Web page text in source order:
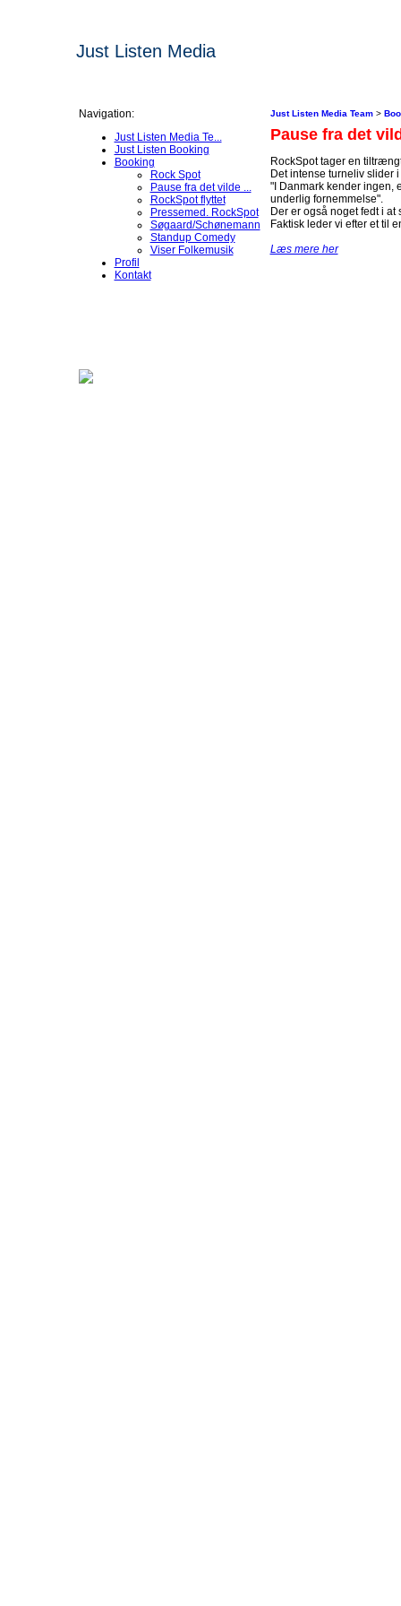
Just Listen Media
Navigation:
Just Listen Media Te...
Just Listen Booking
Booking
Rock Spot
Pause fra det vilde ...
RockSpot flyttet
Pressemed. RockSpot
Søgaard/Schønemann
Standup Comedy
Viser Folkemusik
Profil
Kontakt
Just Listen Media Team>
Pause fra det
RockSpot tager en
Det intense turneliv slider
"I Danmark kender ingen,
underlig fornemmelse".
Der er også noget fedt i
Faktisk leder vi efter et til
Læs mere her